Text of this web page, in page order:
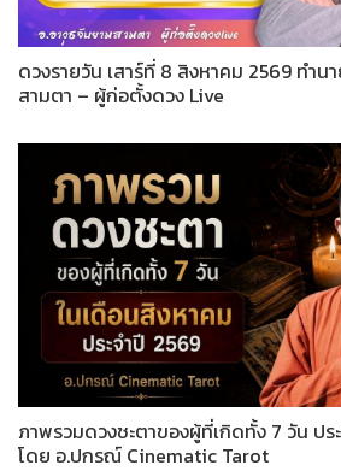
ดวงรายวัน เสาร์ที่ 8 สิงหาคม 2569 ทำน
สามตา – ผู้ก่อตั้งดวง Live
ภาพรวมดวงชะตาของผู้ที่เกิดทั้ง 7 วัน ปร
โดย อ.ปกรณ์ Cinematic Tarot